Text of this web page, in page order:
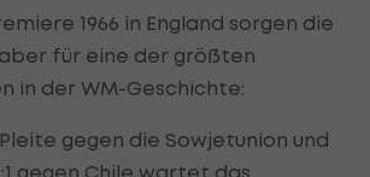
1966 in England sorgen die
für eine der größten
in der WM-Geschichte:
gegen die Sowjetunion und
gegen Chile wartet das